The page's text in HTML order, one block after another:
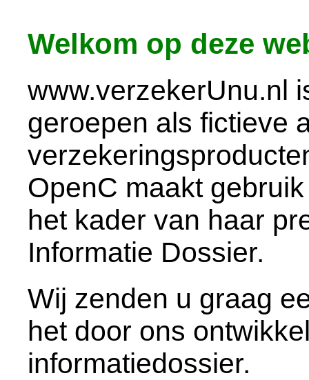
Welkom op deze
www.verzekerUnu.nl
geroepen als fictieve
OpenC maakt
het kader van haar
Informatie Dossier.
Wij zenden u graag
het door ons
informatiedossier.